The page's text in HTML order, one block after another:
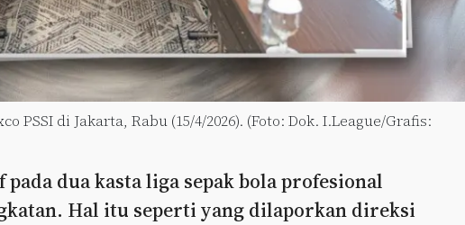
PSSI di Jakarta, Rabu (15/4/2026). (Foto: Dok. I.League/Grafis:
dua kasta liga sepak bola profesional
Hal itu seperti yang dilaporkan direksi